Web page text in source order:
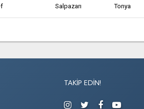
Salpazarı Tonya
TAKIP EDIN!